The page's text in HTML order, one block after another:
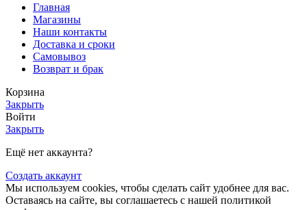
Главная
Магазины
Наши контакты
Доставка и сроки
Самовывоз
Возврат и брак
Корзина
Закрыть
Войти
Закрыть
Ещё нет аккаунта?
Создать аккаунт
Мы используем cookies, чтобы сделать сайт удобнее для вас.
Оставаясь на сайте, вы соглашаетесь с нашей политикой